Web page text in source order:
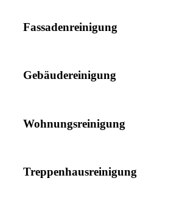
Fassadenreinigung
Gebäudereinigung
Wohnungsreinigung
Treppenhausreinigung